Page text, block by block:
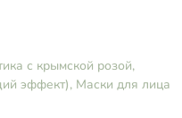
камедь, кислота
спирт,
дегидроуксусная
с крымской розой,
эффект), Маски для лица